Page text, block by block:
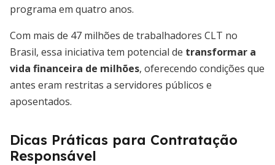
programa em quatro anos.
Com mais de 47 milhões de trabalhadores CLT no
Brasil, essa iniciativa tem potencial de transformar a
vida financeira de milhões, oferecendo condições que
antes eram restritas a servidores públicos e
aposentados.
Dicas Práticas para Contratação
Responsável